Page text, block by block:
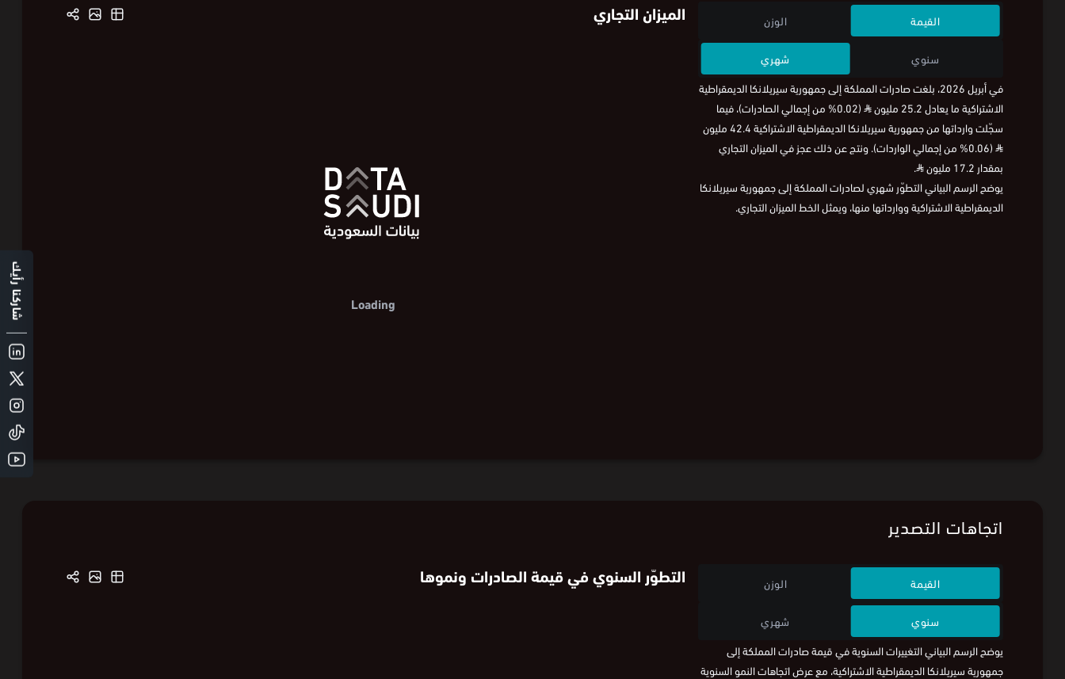
القيمة الوزن
سنوي
شهري
في أبريل 2026، بلغت صادرات المملكة إلى جمهورية سيريلانكا الديمقراطية
الاشتراكية ما يعادل 25.2 مليون
⃁
(0.02% من إجمالي الصادرات)، فيما
سجّلت وارداتها من جمهورية سيريلانكا الديمقراطية الاشتراكية 42.4 مليون
⃁
(0.06% من إجمالي الواردات). ونتج عن ذلك عجز في الميزان التجاري
بمقدار 17.2 مليون
⃁
.
يوضح الرسم البياني التطوّر شهري لصادرات المملكة إلى جمهورية سيريلانكا
الديمقراطية الاشتراكية ووارداتها منها، ويمثل الخط الميزان التجاري.
الميزان التجاري
Loading
اتجاهات التصدير
القيمة الوزن
سنوي
شهري
يوضح الرسم البياني التغييرات السنوية في قيمة صادرات المملكة إلى
جمهورية سيريلانكا الديمقراطية الاشتراكية، مع عرض اتجاهات النمو السنوية
التطوّر السنوي في قيمة الصادرات ونموها
شاركنا رأيك